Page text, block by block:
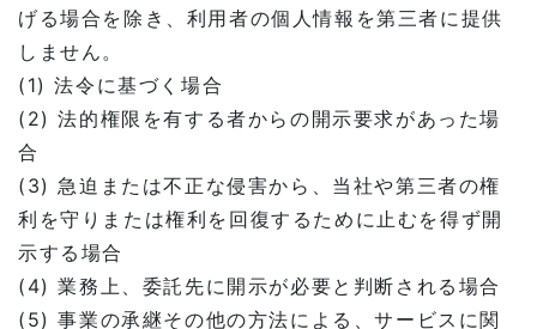
げる場合を除き、利用者の個人情報を第三者に提供
しません。
(1) 法令に基づく場合
(2) 法的権限を有する者からの開示要求があった場
合
(3) 急迫または不正な侵害から、当社や第三者の権
利を守りまたは権利を回復するために止むを得ず開
示する場合
(4) 業務上、委託先に開示が必要と判断される場合
(5) 事業の承継その他の方法による、サービスに関